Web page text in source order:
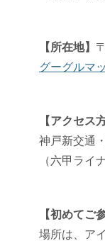
【所在地】
グーグルマ
【アクセス
神戸新交通
（六甲ライ
【初めてご
場所は、ア